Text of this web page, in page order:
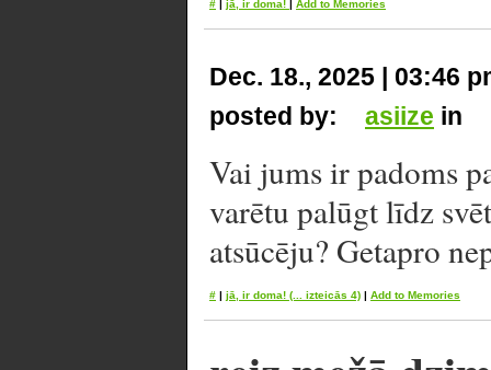
# jā, ir doma! Add to Memories
Dec. 18., 2025 | 03:46
posted by:
asiize in
Vai jums ir padoms
varētu palūgt līdz
atsūcēju? Getapro
# | jā, ir doma! (... izteicās 4) | Add to Memories